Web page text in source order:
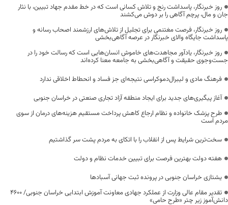
روز خبرنگار، پاسداشت رنج و تلاش کسانی است که در خط مقدم جهاد تبیین، با نثار
جان و مال، پرچم آگاهی را بر دوش می‌کشند
روز خبرنگار، فرصت مغتنمی برای تجلیل از تلاش‌های ارزشمند اصحاب رسانه و
پاسداشت جایگاه والای خبرنگار در عرصه آگاهی‌بخشی
روز خبرنگار، یادآور مجاهدت‌های خاموش انسان‌هایی است که رسالت خود را در
جست‌وجوی حقیقت و آگاهی‌بخشی به جامعه معنا کرده‌اند
فرهنگ مادی و لیبرال‌دموکراسی نتیجه‌ای جز فساد و انحطاط اخلاقی ندارد
آغاز پیگیری‌های جدید برای ایجاد منطقه آزاد تجاری صنعتی در خراسان جنوبی
طرح پزشک خانواده و نظام ارجاع کاهش پرداخت مستقیم هزینه‌های درمان از سوی
مردم است
سخت‌ترین شرایط پس از انقلاب را با اتکای به مردم پشت سر گذاشتیم
هفته دولت بهترین فرصت برای تبیین خدمات نظام و دولت
یشتازی خراسان جنوبی در پرونده ثبت جهانی آسبادها
تقدیر مقام عالی وزارت از عملکرد جهادی معاونت آموزش ابتدایی خراسان جنوبی/ ۴۶۰۰
دانش‌آموز زیر چتر «طرح حامی»